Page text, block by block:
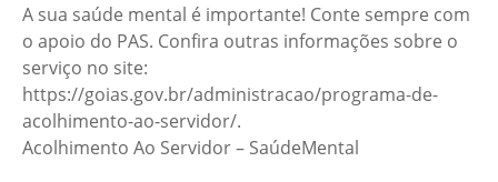
A sua saúde mental é importante! Conte sempre com
o apoio do PAS. Confira outras informações sobre o
serviço no site:
https://goias.gov.br/administracao/programa-de-
acolhimento-ao-servidor/.
Acolhimento Ao Servidor – SaúdeMental